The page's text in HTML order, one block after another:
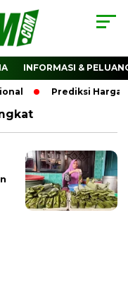
INFORMASI &
Prediksi Harga